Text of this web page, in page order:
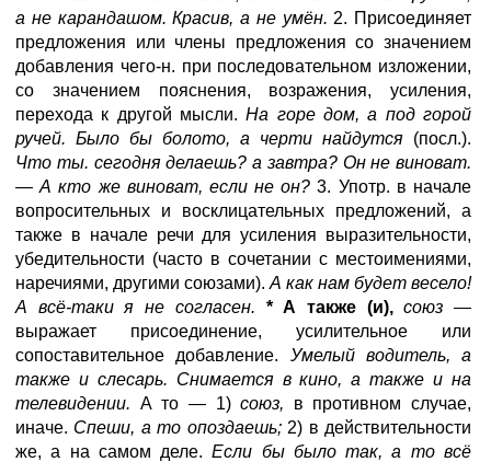
а не карандашом. Красив, а не умён. 2. Присоединяет
предложения или члены предложения со значением
добавления чего-н. при последовательном изложении,
со значением пояснения, возражения, усиления,
перехода к другой мысли.На горе дом, а под горой
ручей. Было бы болото, а черти найдутся (посл.).
Что ты. сегодня делаешь? а завтра? Он не виноват.
— А кто же виноват, если не он? 3. Употр. в начале
вопросительных и восклицательных предложений, а
также в начале речи для усиления выразительности,
убедительности (часто в сочетании с местоимениями,
наречиями, другими союзами). А как нам будет весело!
А всё-таки я не согласен. * А также (и), союз —
выражает присоединение, усилительное или
сопоставительное добавление. Умелый водитель, а
также и слесарь. Снимается в кино, а также и на
телевидении. А то — 1)союз, в противном случае,
иначе. Спеши, а то опоздаешь;2) в действительности
же, а на самом деле.Если бы было так, а то всё